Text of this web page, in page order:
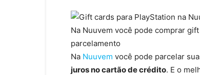
Na Nuuvem você pode comprar
parcelamento
Na Nuuvem você pode parcelar
juros no cartão de crédito. E o